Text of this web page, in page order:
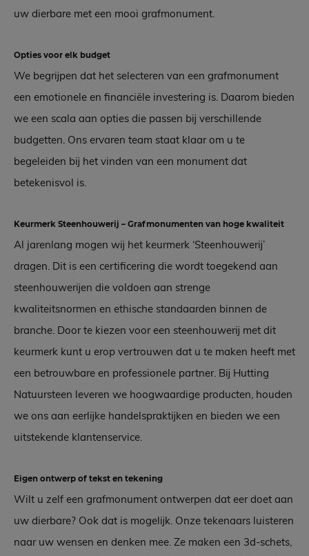
uw dierbare met een mooi grafmonument.
Opties voor elk budget
We begrijpen dat het selecteren van een grafmonument
een emotionele en financiële investering is. Daarom bieden
we een scala aan opties die passen bij verschillende
budgetten. Ons ervaren team staat klaar om u te
begeleiden bij het vinden van een monument dat
betekenisvol is.
Keurmerk Steenhouwerij – Grafmonumenten van hoge kwaliteit
Al jarenlang mogen wij het keurmerk ‘Steenhouwerij’
dragen. Dit is een certificering die wordt toegekend aan
steenhouwerijen die voldoen aan strenge
kwaliteitsnormen en ethische standaarden binnen de
branche. Door te kiezen voor een steenhouwerij met dit
keurmerk kunt u erop vertrouwen dat u te maken heeft met
een betrouwbare en professionele partner. Bij Hutting
Natuursteen leveren we hoogwaardige producten, houden
we ons aan eerlijke handelspraktijken en bieden we een
uitstekende klantenservice.
Eigen ontwerp of tekst en tekening
Wilt u zelf een grafmonument ontwerpen dat eer doet aan
uw dierbare? Ook dat is mogelijk. Onze tekenaars luisteren
naar uw wensen en denken mee. Ze maken een 3d-schets,